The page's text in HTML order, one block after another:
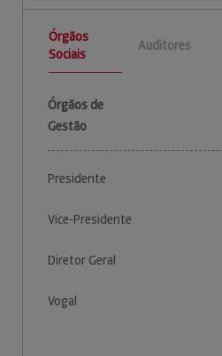
Órgãos
Sociais
Auditores
Órgãos de
Gestão
Presidente
Vice-Presidente
Diretor Geral
Vogal